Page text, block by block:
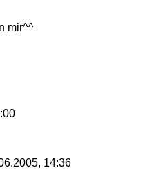
mir^^
14:36